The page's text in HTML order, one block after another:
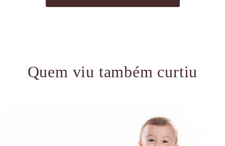
Quem viu também curtiu